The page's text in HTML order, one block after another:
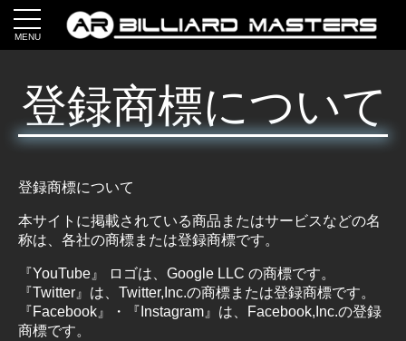
MENU
登録商標について
登録商標について
本サイトに掲載されている商品またはサービスなどの名
称は、各社の商標または登録商標です。
『YouTube』 ロゴは、Google LLC の商標です。
『Twitter』は、Twitter,Inc.の商標または登録商標です。
『Facebook』・『Instagram』は、Facebook,Inc.の登録
商標です。